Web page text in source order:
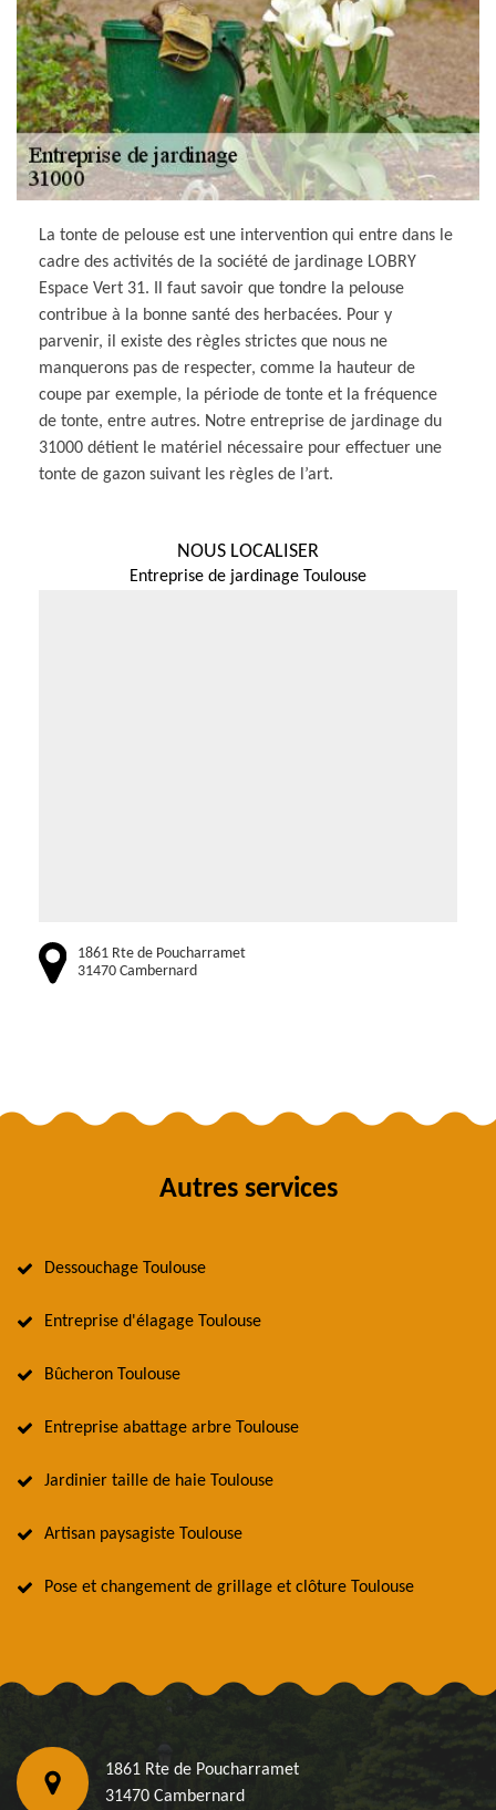
La tonte de pelouse est une intervention qui entre dans le
cadre des activités de la société de jardinage LOBRY
Espace Vert 31. Il faut savoir que tondre la pelouse
contribue à la bonne santé des herbacées. Pour y
parvenir, il existe des règles strictes que nous ne
manquerons pas de respecter, comme la hauteur de
coupe par exemple, la période de tonte et la fréquence
de tonte, entre autres. Notre entreprise de jardinage du
31000 détient le matériel nécessaire pour effectuer une
tonte de gazon suivant les règles de l’art.
NOUS LOCALISER
Entreprise de jardinage Toulouse
1861 Rte de Poucharramet
31470 Cambernard
Autres services
Dessouchage Toulouse
Entreprise d'élagage Toulouse
Bûcheron Toulouse
Entreprise abattage arbre Toulouse
Jardinier taille de haie Toulouse
Artisan paysagiste Toulouse
Pose et changement de grillage et clôture Toulouse
1861 Rte de Poucharramet
31470 Cambernard